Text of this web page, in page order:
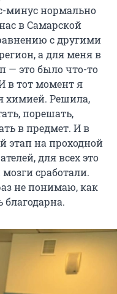
минус нормально
в Самарской
с другими
а для меня в
— это было что-то
в тот момент я
химией. Решила,
порешать,
в предмет. И в
этап на проходной
для всех это
сработали.
не понимаю, как